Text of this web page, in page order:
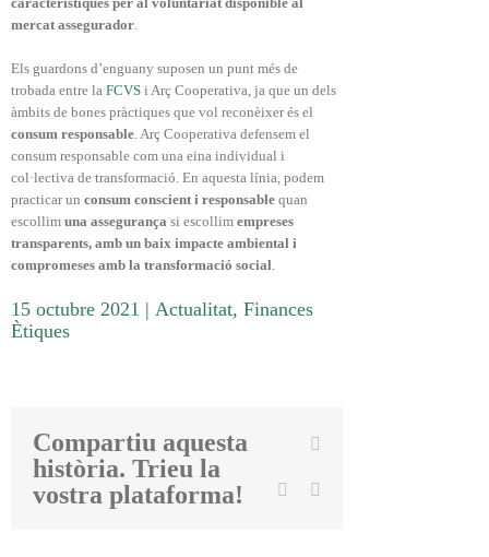
mercat assegurador.
Els guardons d’enguany suposen un punt més de
trobada entre la FCVS i Arç Cooperativa, ja que un dels
àmbits de bones pràctiques que vol reconèixer és el
consum responsable. Arç Cooperativa defensem el
consum responsable com una eina individual i
col·lectiva de transformació. En aquesta línia, podem
practicar un consum conscient i responsable quan
escollim una assegurança si escollim empreses
transparents, amb un baix impacte ambiental i
compromeses amb la transformació social.
15 octubre 2021 | Actualitat, Finances
Ètiques
Compartiu aquesta
història. Trieu la
vostra plataforma!
Linkedin